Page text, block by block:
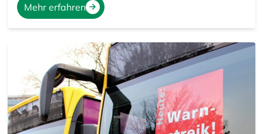
Mehr erfahren